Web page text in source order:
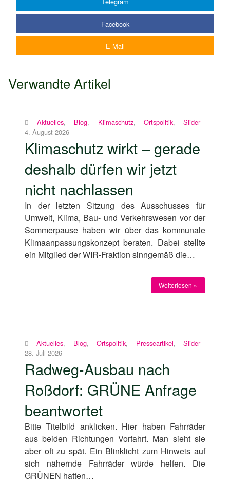
Facebook
E-Mail
Verwandte Artikel
Aktuelles, Blog, Klimaschutz, Ortspolitik,Slider
4. August 2026
Klimaschutz wirkt – gerade
deshalb dürfen wir jetzt
nicht nachlassen
In der letzten Sitzung des Ausschusses für
Umwelt, Klima, Bau- und Verkehrswesen vor der
Sommerpause haben wir über das kommunale
Klimaanpassungskonzept beraten. Dabei stellte
ein Mitglied der WIR-Fraktion sinngemäß die…
Weiterlesen »
Aktuelles, Blog,Ortspolitik, Presseartikel,Slider
28. Juli 2026
Radweg-Ausbau nach
Roßdorf: GRÜNE Anfrage
beantwortet
Bitte Titelbild anklicken. Hier haben Fahrräder
aus beiden Richtungen Vorfahrt. Man sieht sie
aber oft zu spät. Ein Blinklicht zum Hinweis auf
sich nähernde Fahrräder würde helfen. Die
GRÜNEN hatten…